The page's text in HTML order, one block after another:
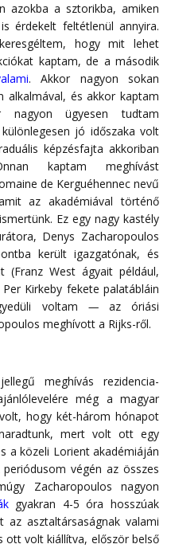
azokba a sztorikba, amiken
érdekelt feltétlenül annyira.
hogy mit lehet
kaptam, de a második
. Akkor nagyon sokan
és akkor kaptam
nagyon ügyesen tudtam
jó időszaka volt
képzésfajta akkoriban
kaptam meghívást
de Kerguéhennec nevű
az akadémiával történő
Ez egy nagy kastély
Denys Zacharopoulos
került igazgatónak, és
West ágyait például,
Kirkeby fekete palatábláin
voltam —az óriási
meghívott a Rijks-ről.
meghívás rezidencia-
még a magyar
hogy két-három hónapot
mert volt ott egy
a közeli Lorient akadémiáján
végén az összes
Zacharopoulos nagyon
gyakran 4-5 óra hosszúak
asztaltársaságnak valami
ott volt kiállítva, először belső